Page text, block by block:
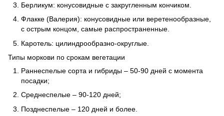
Берликум: конусовидные с закругленным кончиком.
Флакке (Валерия): конусовидные или веретенообразные,
с острым концом, самые распространенные.
Каротель: цилиндрообразно-округлые.
Типы моркови по срокам вегетации
Раннеспелые сорта и гибриды – 50-90 дней с момента
посадки;
Среднеспелые – 90-120 дней;
Позднеспелые – 120 дней и более.